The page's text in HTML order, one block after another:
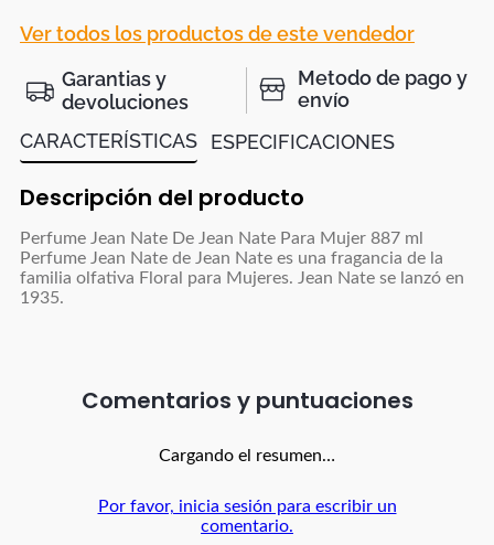
Ver todos los productos de este vendedor
Garantias y
devoluciones
Metodo de pago y
envío
CARACTERÍSTICAS
ESPECIFICACIONES
Descripción del producto
Perfume Jean Nate De Jean Nate Para Mujer 887 ml
Perfume Jean Nate de Jean Nate es una fragancia de la
familia olfativa Floral para Mujeres. Jean Nate se lanzó en
1935.
Comentarios
Cargando el resumen…
Por favor, inicia sesión para escribir un
comentario.